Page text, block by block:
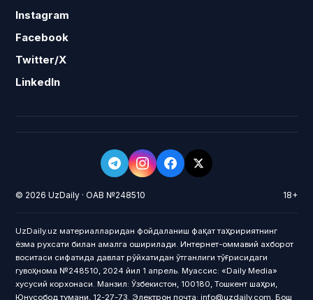
Instagram
Facebook
Twitter/X
LinkedIn
© 2026 UzDaily · ОАВ №248510 18+
UzDaily.uz материалларидан фойдаланиш фақат таҳририятнинг
ёзма рухсати билан амалга оширилади. Интернет-оммавий ахборот
воситаси сифатида давлат рўйхатидан ўтганлиги тўғрисидаги
гувоҳнома №248510, 2024 йил 1 апрель. Муассис: «Daily Media»
хусусий корхонаси. Манзил: Ўзбекистон, 100180, Тошкент шаҳри,
Юнусобод тумани, 12-27-73. Электрон почта: info@uzdaily.com. Бош